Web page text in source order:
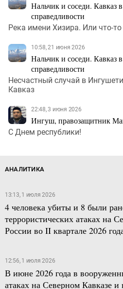
Нальчик и соседи. Кавказ
справедливости
Река имени Хизира. Или что-то
10:58, 21 июня 2026
Нальчик и соседи. Кавказ
справедливости
Несчастный случай в
Кавказ
22:48, 3 июня 2026
Ингуш, правозащитник
С Днем республики!
АНАЛИТИКА
13:13, 1 июля 2026
4 человека убиты и 8 были
террористических атаках на
России во II квартале 2026
12:56, 1 июля 2026
В июне 2026 года в
атаках на Северном Кавказе и